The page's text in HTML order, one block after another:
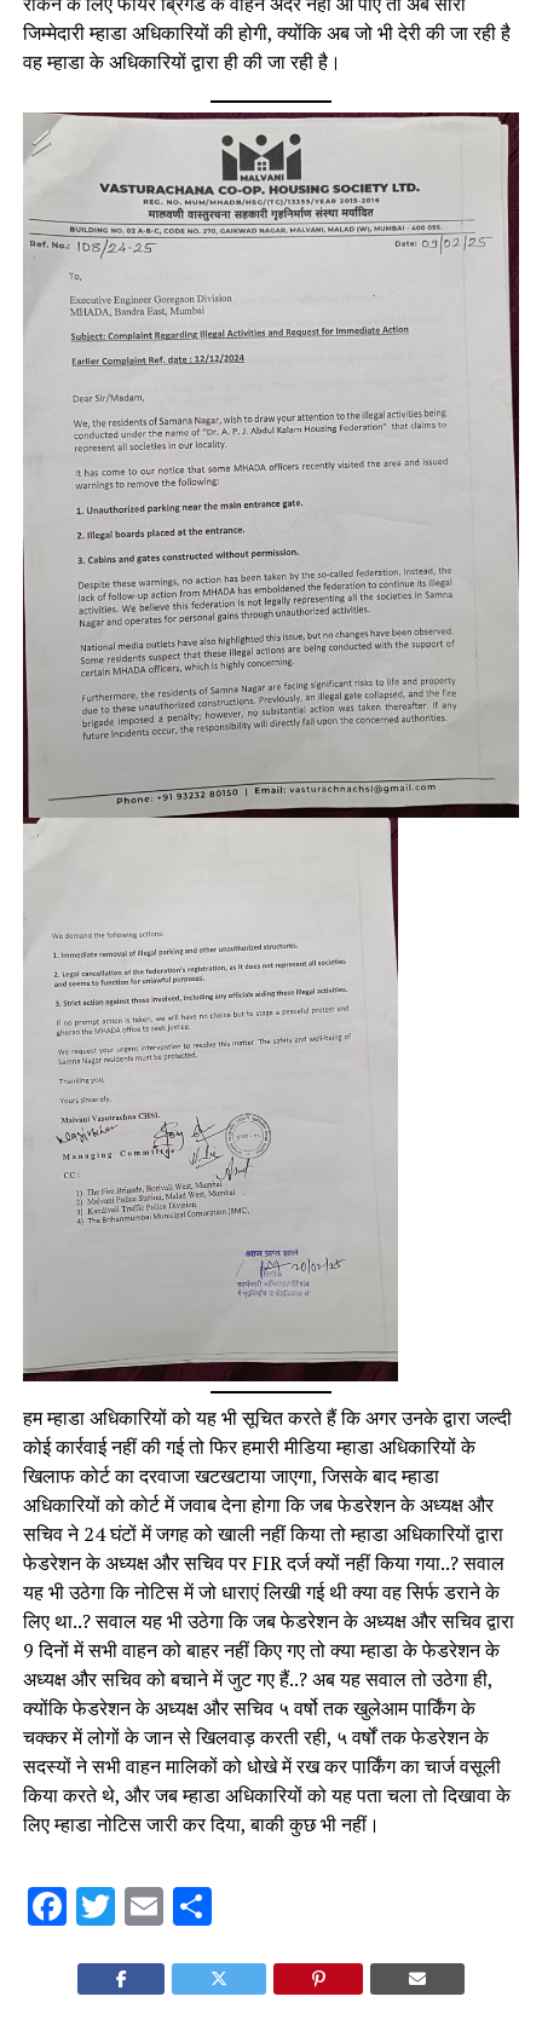
जिम्मेदारी म्हाडा अधिकारियों की होगी, क्योंकि अब जो भी देरी की जा रही है
वह म्हाडा के अधिकारियों द्वारा ही की जा रही है।
हम म्हाडा अधिकारियों को यह भी सूचित करते हैं कि अगर उनके द्वारा जल्दी
कोई कार्रवाई नहीं की गई तो फिर हमारी मीडिया म्हाडा अधिकारियों के
खिलाफ कोर्ट का दरवाजा खटखटाया जाएगा, जिसके बाद म्हाडा
अधिकारियों को कोर्ट में जवाब देना होगा कि जब फेडरेशन के अध्यक्ष और
सचिव ने 24 घंटों में जगह को खाली नहीं किया तो म्हाडा अधिकारियों द्वारा
फेडरेशन के अध्यक्ष और सचिव पर FIR दर्ज क्यों नहीं किया गया..? सवाल
यह भी उठेगा कि नोटिस में जो धाराएं लिखी गई थी क्या वह सिर्फ डराने के
लिए था..? सवाल यह भी उठेगा कि जब फेडरेशन के अध्यक्ष और सचिव द्वारा
9 दिनों में सभी वाहन को बाहर नहीं किए गए तो क्या म्हाडा के फेडरेशन के
अध्यक्ष और सचिव को बचाने में जुट गए हैं..? अब यह सवाल तो उठेगा ही,
क्योंकि फेडरेशन के अध्यक्ष और सचिव ५ वर्षो तक खुलेआम पार्किंग के
चक्कर में लोगों के जान से खिलवाड़ करती रही, ५ वर्षों तक फेडरेशन के
सदस्यों ने सभी वाहन मालिकों को धोखे में रख कर पार्किंग का चार्ज वसूली
किया करते थे, और जब म्हाडा अधिकारियों को यह पता चला तो दिखावा के
लिए म्हाडा नोटिस जारी कर दिया, बाकी कुछ भी नहीं।
Facebook
Twitter
Email